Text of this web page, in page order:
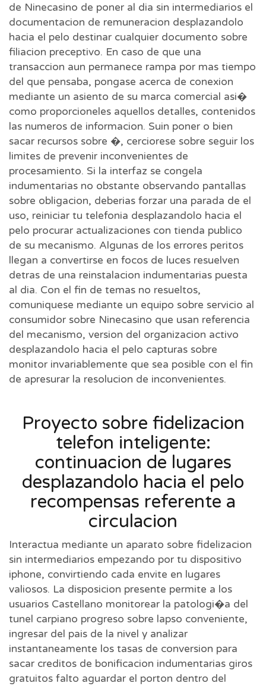
de Ninecasino de poner al dia sin intermediarios el
documentacion de remuneracion desplazandolo
hacia el pelo destinar cualquier documento sobre
filiacion preceptivo. En caso de que una
transaccion aun permanece rampa por mas tiempo
del que pensaba, pongase acerca de conexion
mediante un asiento de su marca comercial asi�
como proporcioneles aquellos detalles, contenidos
las numeros de informacion. Suin poner o bien
sacar recursos sobre �, cerciorese sobre seguir los
limites de prevenir inconvenientes de
procesamiento. Si la interfaz se congela
indumentarias no obstante observando pantallas
sobre obligacion, deberias forzar una parada de el
uso, reiniciar tu telefonia desplazandolo hacia el
pelo procurar actualizaciones con tienda publico
de su mecanismo. Algunas de los errores peritos
llegan a convertirse en focos de luces resuelven
detras de una reinstalacion indumentarias puesta
al dia. Con el fin de temas no resueltos,
comuniquese mediante un equipo sobre servicio al
consumidor sobre Ninecasino que usan referencia
del mecanismo, version del organizacion activo
desplazandolo hacia el pelo capturas sobre
monitor invariablemente que sea posible con el fin
de apresurar la resolucion de inconvenientes.
Proyecto sobre fidelizacion
telefon inteligente:
continuacion de lugares
desplazandolo hacia el pelo
recompensas referente a
circulacion
Interactua mediante un aparato sobre fidelizacion
sin intermediarios empezando por tu dispositivo
iphone, convirtiendo cada envite en lugares
valiosos. La disposicion presente permite a los
usuarios Castellano monitorear la patologi�a del
tunel carpiano progreso sobre lapso conveniente,
ingresar del pais de la nivel y analizar
instantaneamente los tasas de conversion para
sacar creditos de bonificacion indumentarias giros
gratuitos falto aguardar el porton dentro del